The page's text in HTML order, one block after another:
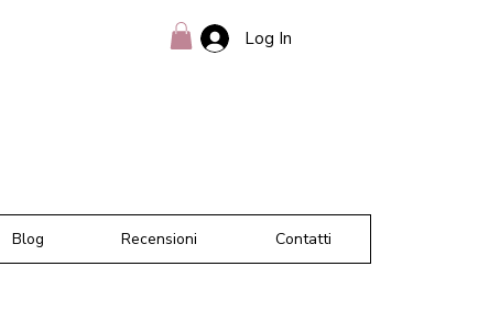
Log In
Blog Recensioni Contatti